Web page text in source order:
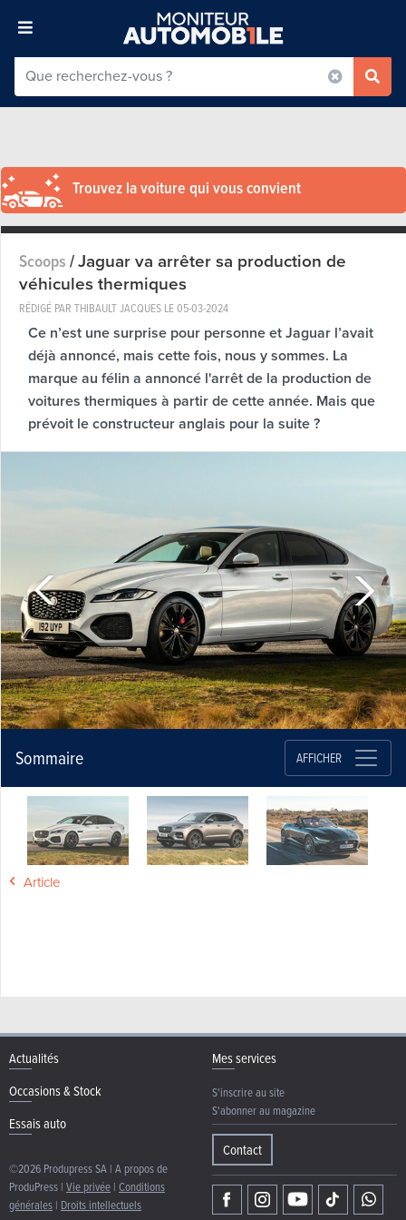
Trouvez la voiture qui vous convient
Scoops/Jaguar va arrêter sa production de
véhicules thermiques
RÉDIGÉ PAR THIBAULT JACQUES LE05-03-2024
Ce n’est une surprise pour personne et Jaguar l’avait
déjà annoncé, mais cette fois, nous y sommes. La
marque au félin a annoncé l'arrêt de la production de
voitures thermiques à partir de cette année. Mais que
prévoit le constructeur anglais pour la suite ?
Sommaire AFFICHER
Article
Actualités
Occasions & Stock
Essais auto
©2026 Produpress SA | A propos de
ProduPress | Vie privée | Conditions
générales | Droits intellectuels
Mes services
S'inscrire au site
S'abonner au magazine
Contact